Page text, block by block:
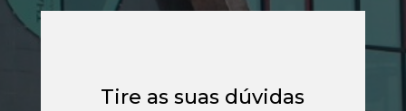
Tire as suas dúvidas